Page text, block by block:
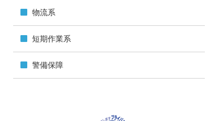
■個人情報保護方針
物流系
短期作業系
警備保障